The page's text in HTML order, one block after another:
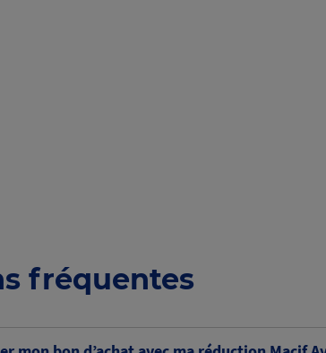
fréquentes